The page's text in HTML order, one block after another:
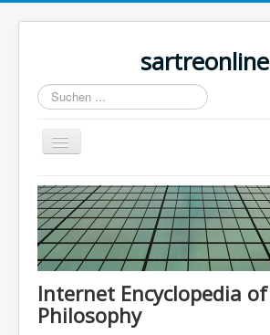
sartreonline
Suchen
...
Navigation
an/aus
Home
Texte
Videos
Lexika
Internet Encyclopedia of
Philosophy